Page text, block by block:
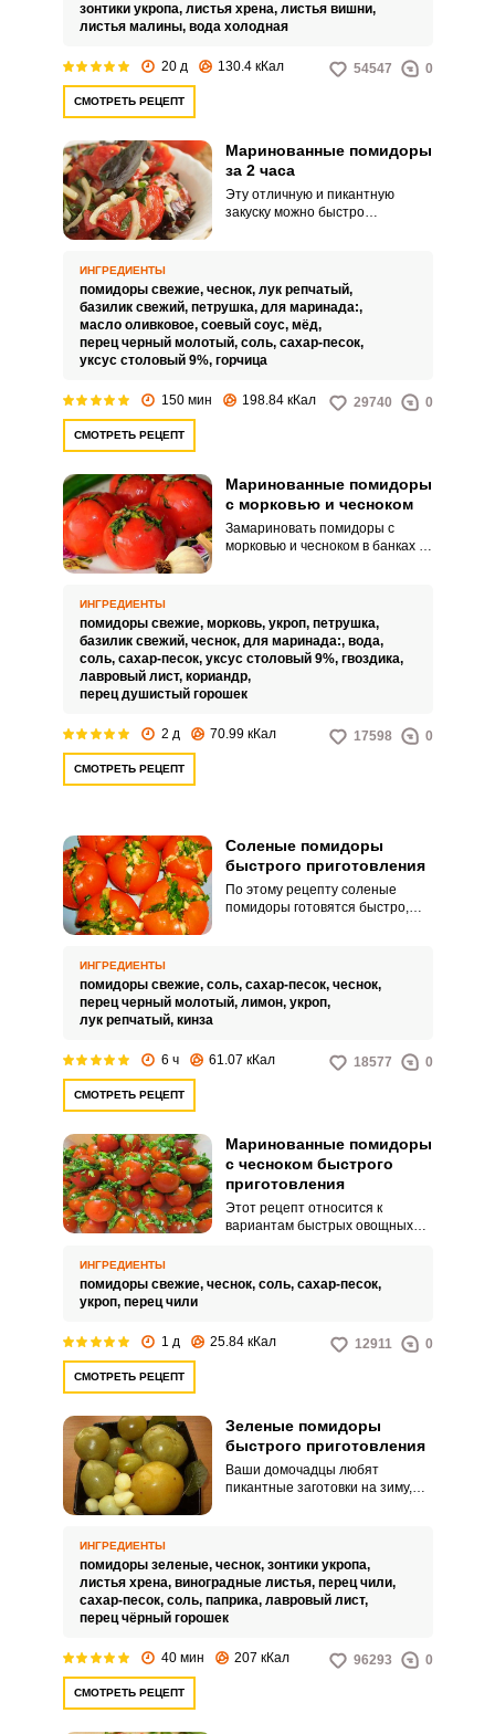
зонтики укропа, листья хрена, листья вишни,
листья малины, вода холодная
20 д 130.4 кКал 54547 0
СМОТРЕТЬ РЕЦЕПТ
Маринованные помидоры
за 2 часа
Эту отличную и пикантную
закуску можно быстро
Идеально походят помидоры
черри.
ИНГРЕДИЕНТЫ
помидоры свежие, чеснок, лук репчатый,
базилик свежий, петрушка, для маринада:,
масло оливковое, соевый соус, мёд,
перец черный молотый, соль, сахар-песок,
уксус столовый 9%, горчица
150 мин 198.84 кКал 29740 0
СМОТРЕТЬ РЕЦЕПТ
Маринованные помидоры
с морковью и чесноком
Замариновать помидоры с
морковью и чесноком в банках –
закуску для любого стола
быстрым и простым способом.
ИНГРЕДИЕНТЫ
помидоры свежие, морковь, укроп, петрушка,
базилик свежий, чеснок, для маринада:, вода,
соль, сахар-песок, уксус столовый 9%, гвоздика,
лавровый лист, кориандр,
перец душистый горошек
2 д 70.99 кКал 17598 0
СМОТРЕТЬ РЕЦЕПТ
Соленые помидоры
быстрого приготовления
По этому рецепту соленые
помидоры готовятся быстро,
засолки берите томаты
одинакового размера и
одинакового цвета, ведь каждый
ИНГРЕДИЕНТЫ
помидоры свежие, соль, сахар-песок, чеснок,
перец черный молотый, лимон, укроп,
лук репчатый, кинза
6 ч 61.07 кКал 18577 0
СМОТРЕТЬ РЕЦЕПТ
Маринованные помидоры
с чесноком быстрого
приготовления
Этот рецепт относится к
вариантам быстрых овощных
потратите не более 15 минут и
ИНГРЕДИЕНТЫ
помидоры свежие, чеснок, соль, сахар-песок,
укроп, перец чили
1 д 25.84 кКал 12911 0
СМОТРЕТЬ РЕЦЕПТ
Зеленые помидоры
быстрого приготовления
Ваши домочадцы любят
пикантные заготовки на зиму,
этим возиться? На выручку
придет рецепт зеленых
помидоров быстрого
приготовления. Готовится салат
оцените.
ИНГРЕДИЕНТЫ
помидоры зеленые, чеснок, зонтики укропа,
листья хрена, виноградные листья, перец чили,
сахар-песок, соль, паприка, лавровый лист,
перец чёрный горошек
40 мин 207 кКал 96293 0
СМОТРЕТЬ РЕЦЕПТ